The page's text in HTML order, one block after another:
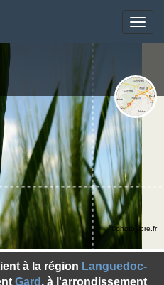
Toggle
à la région Languedoc-
Gard , à l'arrondissement
©photo-libre.fr
Toggle